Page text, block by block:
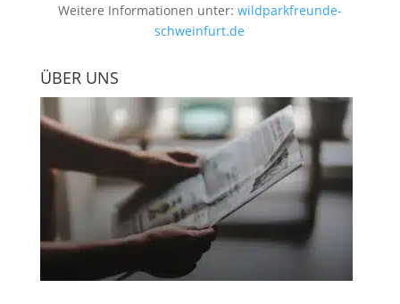
Weitere Informationen unter: wildparkfreunde-
schweinfurt.de
ÜBER UNS